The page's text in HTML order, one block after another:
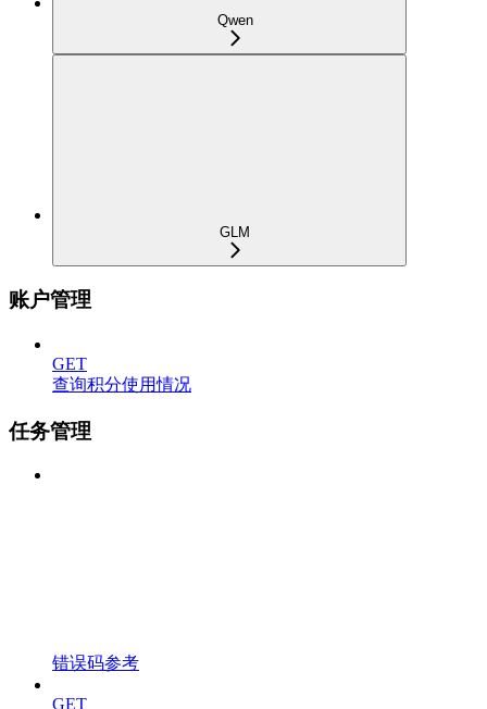
Qwen
GLM
账户管理
GET
查询积分使用情况
任务管理
错误码参考
GET